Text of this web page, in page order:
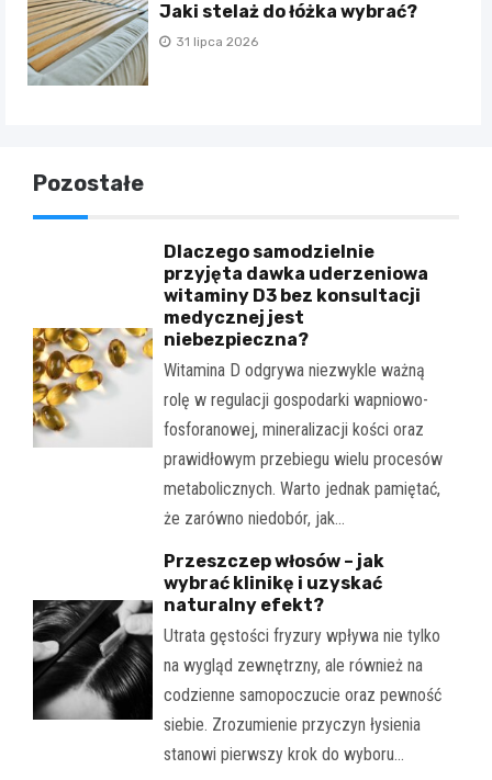
Jaki stelaż do łóżka wybrać?
31 lipca 2026
Pozostałe
Dlaczego samodzielnie
przyjęta dawka uderzeniowa
witaminy D3 bez konsultacji
medycznej jest
niebezpieczna?
Witamina D odgrywa niezwykle ważną
rolę w regulacji gospodarki wapniowo-
fosforanowej, mineralizacji kości oraz
prawidłowym przebiegu wielu procesów
metabolicznych. Warto jednak pamiętać,
że zarówno niedobór, jak…
Przeszczep włosów – jak
wybrać klinikę i uzyskać
naturalny efekt?
Utrata gęstości fryzury wpływa nie tylko
na wygląd zewnętrzny, ale również na
codzienne samopoczucie oraz pewność
siebie. Zrozumienie przyczyn łysienia
stanowi pierwszy krok do wyboru…